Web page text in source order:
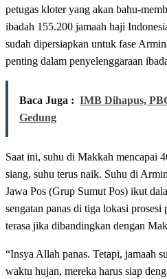
petugas kloter yang akan bahu-
ibadah 155.200 jamaah haji
sudah dipersiapkan untuk fase
penting dalam penyelenggaraan
Baca Juga : IMB Dihapus,
Gedung
Saat ini, suhu di Makkah mencapai
siang, suhu terus naik. Suhu di
Jawa Pos (Grup Sumut Pos) ikut
sengatan panas di tiga lokasi
terasa jika dibandingkan dengan
“Insya Allah panas. Tetapi, jamaah
waktu hujan, mereka harus siap